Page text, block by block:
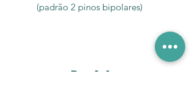
(padrão 2 pinos bipolares)
Produtos